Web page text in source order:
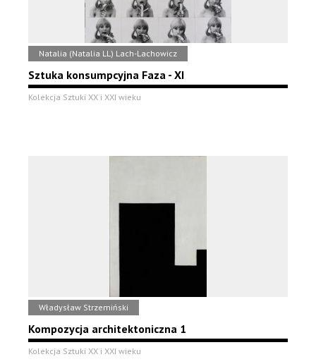
Natalia (Natalia LL) Lach-Lachowicz
Sztuka konsumpcyjna Faza - XI
Kolekcja Sztuki XX i XXI wieku
Władysław Strzemiński
Kompozycja architektoniczna 1
Kolekcja Sztuki XX i XXI wieku